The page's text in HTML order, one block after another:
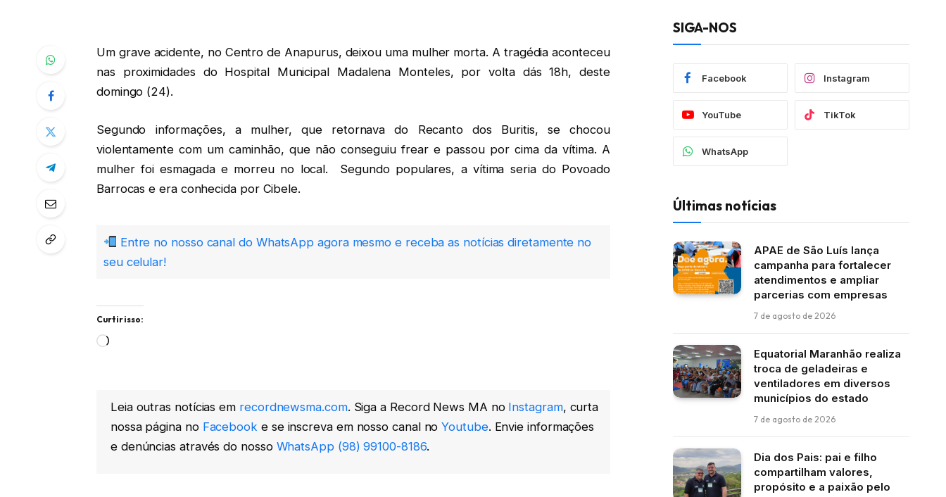
Um grave acidente, no Centro de Anapurus, deixou uma mulher morta. A tragédia aconteceu
nas proximidades do Hospital Municipal Madalena Monteles, por volta dás 18h, deste
domingo (24).
Segundo informações, a mulher, que retornava do Recanto dos Buritis, se chocou
violentamente com um caminhão, que não conseguiu frear e passou por cima da vítima. A
mulher foi esmagada e morreu no local. Segundo populares, a vítima seria do Povoado
Barrocas e era conhecida por Cibele.
Entre no nosso canal do WhatsApp agora mesmo e receba as notícias diretamente no
seu celular!
Curtir isso:
Carregando...
Leia outras notícias em recordnewsma.com. Siga a Record News MA no Instagram, curta
nossa página no Facebook e se inscreva em nosso canal noYoutube. Envie informações
e denúncias através do nosso WhatsApp (98) 99100-8186.
SIGA-NOS
Facebook Instagram
YouTube TikTok
WhatsApp
Últimas notícias
APAE de São Luís lança
campanha para fortalecer
atendimentos e ampliar
parcerias com empresas
7 de agosto de 2026
Equatorial Maranhão realiza
troca de geladeiras e
ventiladores em diversos
municípios do estado
7 de agosto de 2026
Dia dos Pais: pai e filho
compartilham valores,
propósito e a paixão pelo